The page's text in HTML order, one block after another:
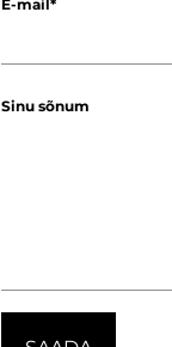
E-mail
Sinu sõnum